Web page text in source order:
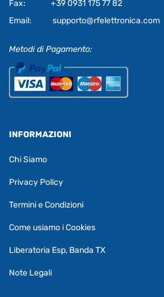
Fax:
+39 0931 175 77 82
Email:
supporto@rfelettronica.com
Metodi di Pagamento:
INFORMAZIONI
Chi Siamo
Privacy Policy
Termini e Condizioni
Come usiamo i Cookies
Liberatoria Esp, Banda TX
Note Legali